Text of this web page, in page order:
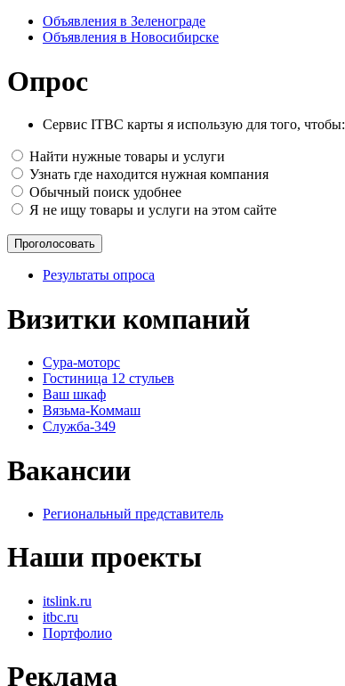
Объявления в Зеленограде
Объявления в Новосибирске
Опрос
Сервис ITBC карты я использую для того, чтобы:
Найти нужные товары и услуги
Узнать где находится нужная компания
Обычный поиск удобнее
Я не ищу товары и услуги на этом сайте
Результаты опроса
Визитки компаний
Сура-моторс
Гостиница 12 стульев
Ваш шкаф
Вязьма-Коммаш
Служба-349
Вакансии
Региональный представитель
Наши проекты
itslink.ru
itbc.ru
Портфолио
Реклама